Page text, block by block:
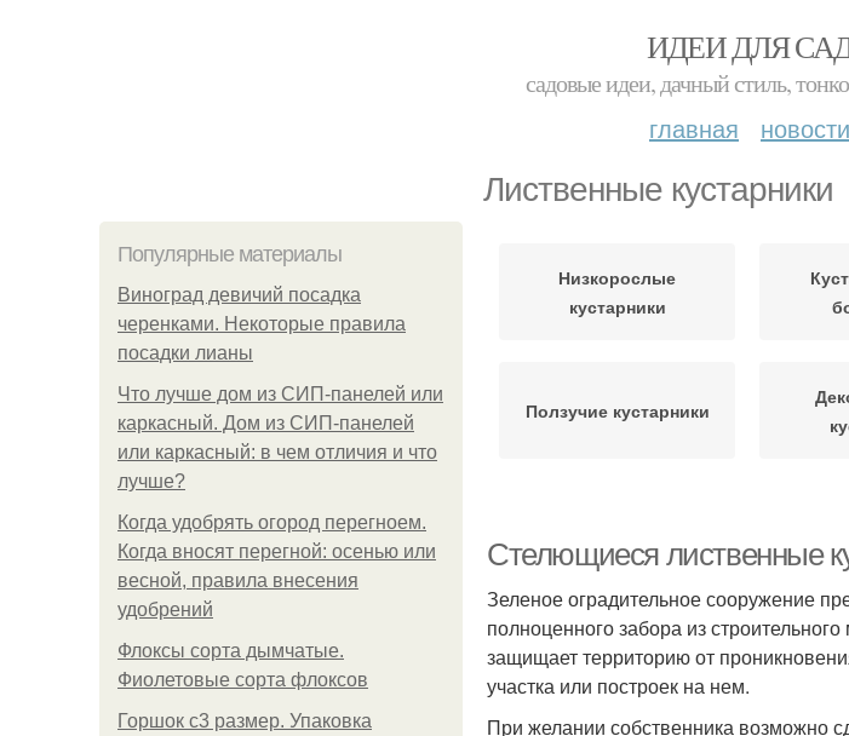
ИДЕИ ДЛЯ
садовые идеи, дачный стиль,
главная новости
Лиственные кустарники
Популярные материалы
Виноград девичий посадка
черенками. Некоторые правила
посадки лианы
Что лучше дом из СИП-панелей или
каркасный. Дом из СИП-панелей
или каркасный: в чем отличия и что
лучше?
Когда удобрять огород перегноем.
Когда вносят перегной: осенью или
весной, правила внесения
удобрений
Флоксы сорта дымчатые.
Фиолетовые сорта флоксов
Горшок с3 размер. Упаковка
Низкорослые
кустарники
Ползучие кустарники
Стелющиеся лиственные
Зеленое оградительное сооружение
полноценного забора из
защищает территорию от
участка или построек на нем.
При желании собственника возможно